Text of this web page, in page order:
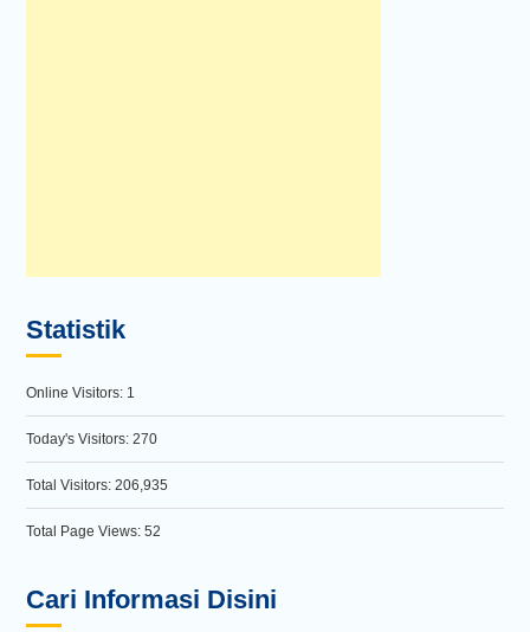
Statistik
Online Visitors: 1
Today's Visitors:270
Total Visitors:206,935
Total Page Views:52
Cari Informasi Disini